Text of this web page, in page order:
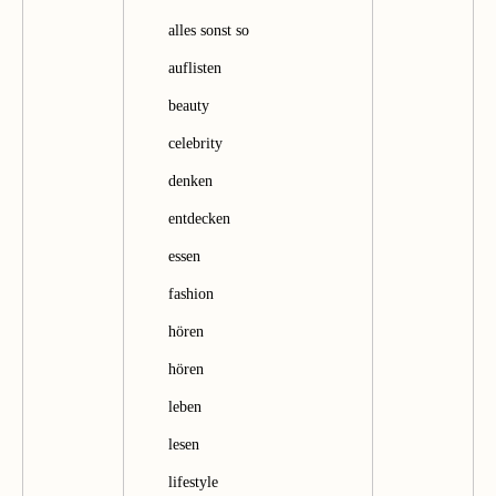
h
alles sonst so
auflisten
beauty
celebrity
denken
entdecken
essen
fashion
hören
hören
leben
lesen
lifestyle